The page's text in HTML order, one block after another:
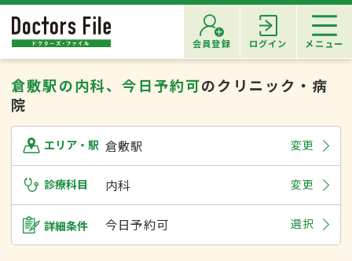
会員登録 ログイン メニュー
倉敷駅の内科、今日予約可のクリニック・病
院
エリア・駅 倉敷駅 変更
診療科目 内科 変更
詳細条件 今日予約可 選択